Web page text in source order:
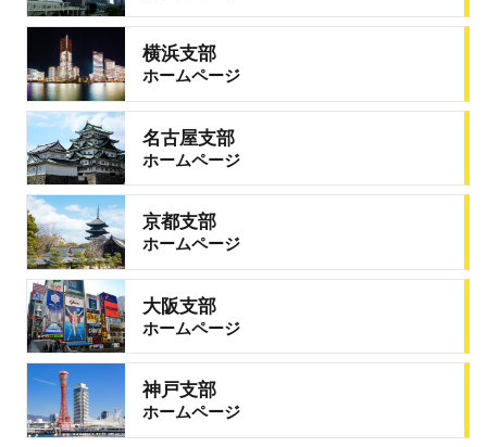
横浜支部
ホームページ
名古屋支部
ホームページ
京都支部
ホームページ
大阪支部
ホームページ
神戸支部
ホームページ